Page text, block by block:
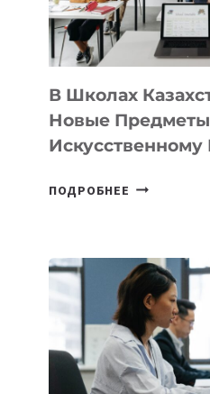
ПРОГРАММУ
ДЛЯ
В Школах
Новые
Искусственному
ПОДРОБНЕЕ В
НОВЫЕ
ПРЕДМЕТЫ
ПО